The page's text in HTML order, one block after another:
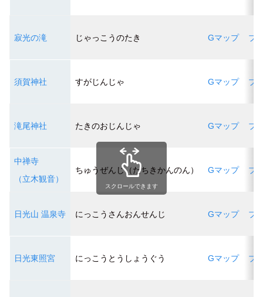
寂光の滝 じゃっこうのたき Gマップ ブ
須賀神社 すがじんじゃ Gマップ ブ
滝尾神社 たきのおじんじゃ Gマップ ブ
中禅寺
（立木観音）
ちゅうぜんじ（たちきかんのん） Gマップ ブ
日光山 温泉寺 にっこうさんおんせんじ Gマップ ブ
日光東照宮 にっこうとうしょうぐう Gマップ ブ
スクロールできます